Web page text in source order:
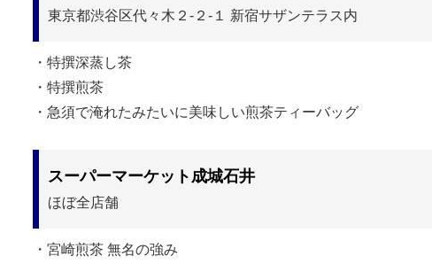
東京都渋谷区代々木２-２-１ 新宿サザンテラス内
・特撰深蒸し茶
・特撰煎茶
・急須で淹れたみたいに美味しい煎茶ティーバッグ
スーパーマーケット成城石井
ほぼ全店舗
・宮崎煎茶 無名の強み